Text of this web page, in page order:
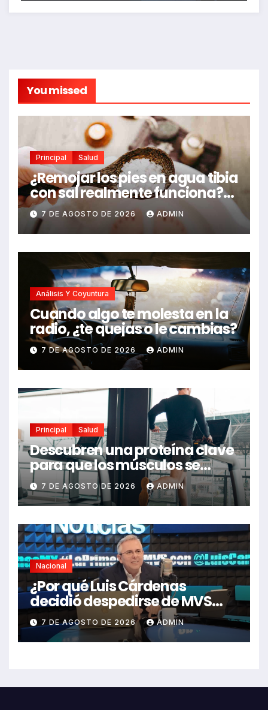
You missed
Principal Salud
¿Remojar los pies en agua tibia
con sal realmente funciona?
Estos son sus beneficios,
según expertos
7 DE AGOSTO DE 2026 ADMIN
Análisis Y Coyuntura
Cuando algo te molesta en la
radio, ¿te quejas o le cambias?
7 DE AGOSTO DE 2026 ADMIN
Principal Salud
Descubren una proteína clave
para que los músculos se
regeneren: el hallazgo abre
nuevas esperanzas contra
enfermedades y el cáncer
7 DE AGOSTO DE 2026 ADMIN
Nacional
¿Por qué Luis Cárdenas
decidió despedirse de MVS
Noticias en pleno 2026?
7 DE AGOSTO DE 2026 ADMIN